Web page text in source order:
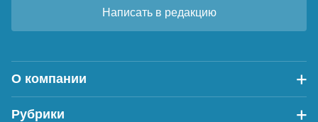
Написать в редакцию
О компании
Рубрики